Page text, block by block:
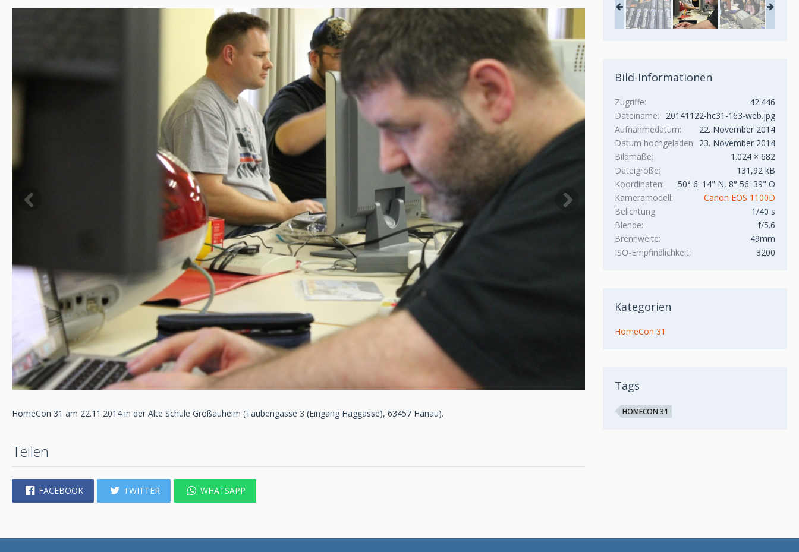
HomeCon 31 am 22.11.2014 in der Alte Schule Großauheim (Taubengasse 3 (Eingang Haggasse), 63457 Hanau).
Teilen
FACEBOOK TWITTER WHATSAPP
Bild-Informationen
Zugriffe
42.446
Dateiname
20141122-hc31-163-web.jpg
Aufnahmedatum
22. November 2014
Datum hochgeladen
23. November 2014
Bildmaße
1.024 × 682
Dateigröße
131,92 kB
Koordinaten
50° 6' 14" N, 8° 56' 39" O
Kameramodell
Canon EOS 1100D
Belichtung
1/40 s
Blende
f/5.6
Brennweite
49mm
ISO-Empfindlichkeit
3200
Kategorien
HomeCon 31
Tags
HOMECON 31